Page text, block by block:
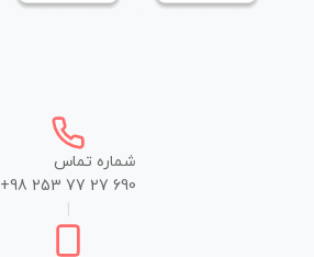
شماره تماس
+98 253 77 27 690